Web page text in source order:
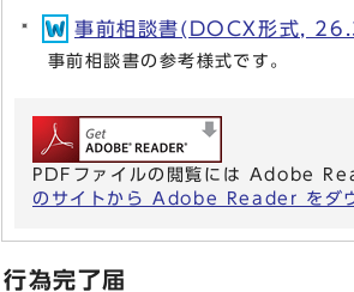
事前相談書(DOCX形式,
事前相談書の参考様式です。
PDFファイルの閲覧には Adobe
のサイトから Adobe Reader をダウ
行為完了届